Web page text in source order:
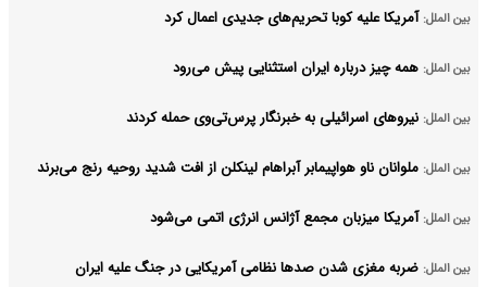
بین الملل: آمریکا علیه کوبا تحریم‌های جدیدی اعمال کرد
بین الملل: همه چیز درباره ایران استثنایی پیش می‌رود
بین الملل: نیروهای اسرائیلی به خبرنگار پرس‌تی‌وی حمله کردند
بین الملل: ملوانان ناو هواپیمابر آبراهام لینکلن از افت شدید روحیه رنج می‌برند
بین الملل: آمریکا میزبان مجمع آژانس انرژی اتمی می‌شود
بین الملل: ضربه مغزی شدن صدها نظامی آمریکایی در جنگ علیه ایران